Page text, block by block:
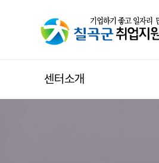
센터소개